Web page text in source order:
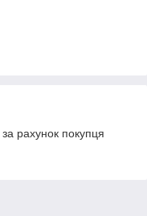
рахунок покупця